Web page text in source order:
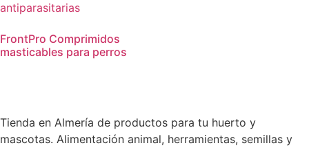
FrontPro Comprimidos
masticables para perros
Tienda en Almería de productos para tu huerto y
mascotas. Alimentación animal, herramientas, semillas y